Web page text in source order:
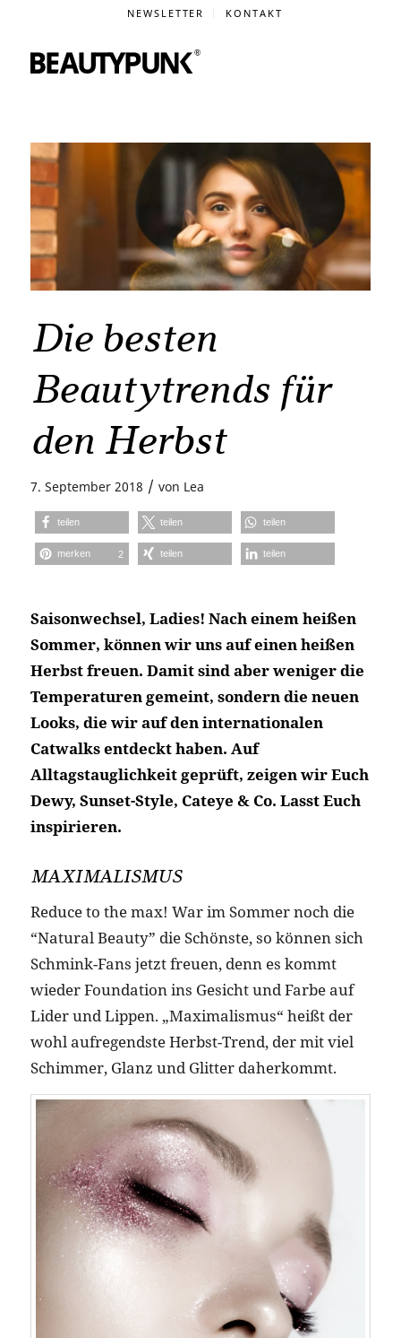
NEWSLETTER KONTAKT
Die besten
Beautytrends für
den Herbst
7. September 2018 / von Lea
teilen teilen teilen
merken 2 teilen teilen
Saisonwechsel, Ladies! Nach einem heißen
Sommer, können wir uns auf einen heißen
Herbst freuen. Damit sind aber weniger die
Temperaturen gemeint, sondern die neuen
Looks, die wir auf den internationalen
Catwalks entdeckt haben. Auf
Alltagstauglichkeit geprüft, zeigen wir Euch
Dewy, Sunset-Style, Cateye & Co. Lasst Euch
inspirieren.
MAXIMALISMUS
Reduce to the max! War im Sommer noch die
“Natural Beauty” die Schönste, so können sich
Schmink-Fans jetzt freuen, denn es kommt
wieder Foundation ins Gesicht und Farbe auf
Lider und Lippen. „Maximalismus“ heißt der
wohl aufregendste Herbst-Trend, der mit viel
Schimmer, Glanz und Glitter daherkommt.